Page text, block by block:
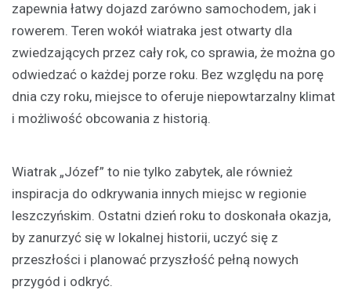
zapewnia łatwy dojazd zarówno samochodem, jak i
rowerem. Teren wokół wiatraka jest otwarty dla
zwiedzających przez cały rok, co sprawia, że można go
odwiedzać o każdej porze roku. Bez względu na porę
dnia czy roku, miejsce to oferuje niepowtarzalny klimat
i możliwość obcowania z historią.
Wiatrak „Józef” to nie tylko zabytek, ale również
inspiracja do odkrywania innych miejsc w regionie
leszczyńskim. Ostatni dzień roku to doskonała okazja,
by zanurzyć się w lokalnej historii, uczyć się z
przeszłości i planować przyszłość pełną nowych
przygód i odkryć.